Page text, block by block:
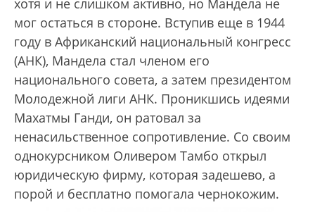
хотя и не слишком активно, но Мандела не
мог остаться в стороне. Вступив еще в 1944
году в Африканский национальный конгресс
(АНК), Мандела стал членом его
национального совета, а затем президентом
Молодежной лиги АНК. Проникшись идеями
Махатмы Ганди, он ратовал за
ненасильственное сопротивление. Со своим
однокурсником Оливером Тамбо открыл
юридическую фирму, которая задешево, а
порой и бесплатно помогала чернокожим.